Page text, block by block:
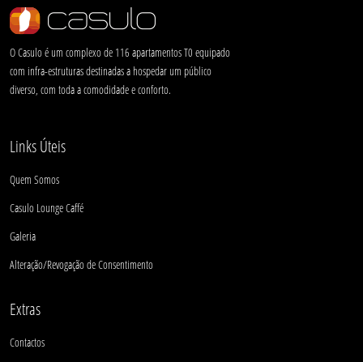
O Casulo é um complexo de 116 apartamentos T0 equipado
com infra-estruturas destinadas a hospedar um público
diverso, com toda a comodidade e conforto.
Links Úteis
Quem Somos
Casulo Lounge Caffé
Galeria
Alteração/Revogação de Consentimento
Extras
Contactos